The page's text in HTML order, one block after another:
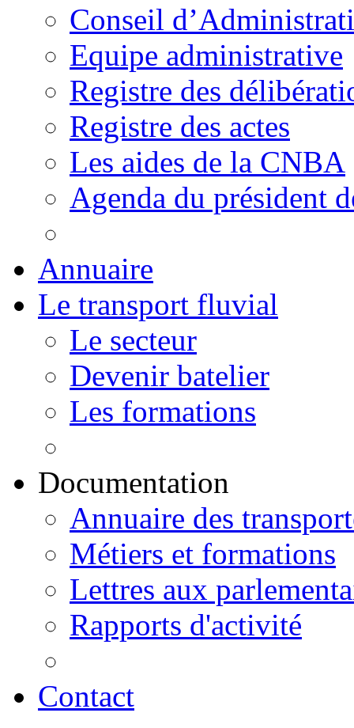
Conseil
Equipe administrative
Registre des
Registre des actes
Les aides de la CNBA
Agenda du président
Annuaire
Le transport fluvial
Le secteur
Devenir batelier
Les formations
Documentation
Annuaire des
Métiers et formations
Lettres aux
Rapports d'activité
Contact